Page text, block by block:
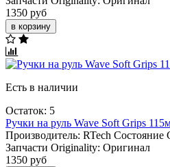
1350 руб
в корзину
Есть в наличии
Остаток: 5
Ручки на руль Wave Soft Grips
Производитель: RTech Состояние
Запчасти Originality: Оригинал
1350 руб